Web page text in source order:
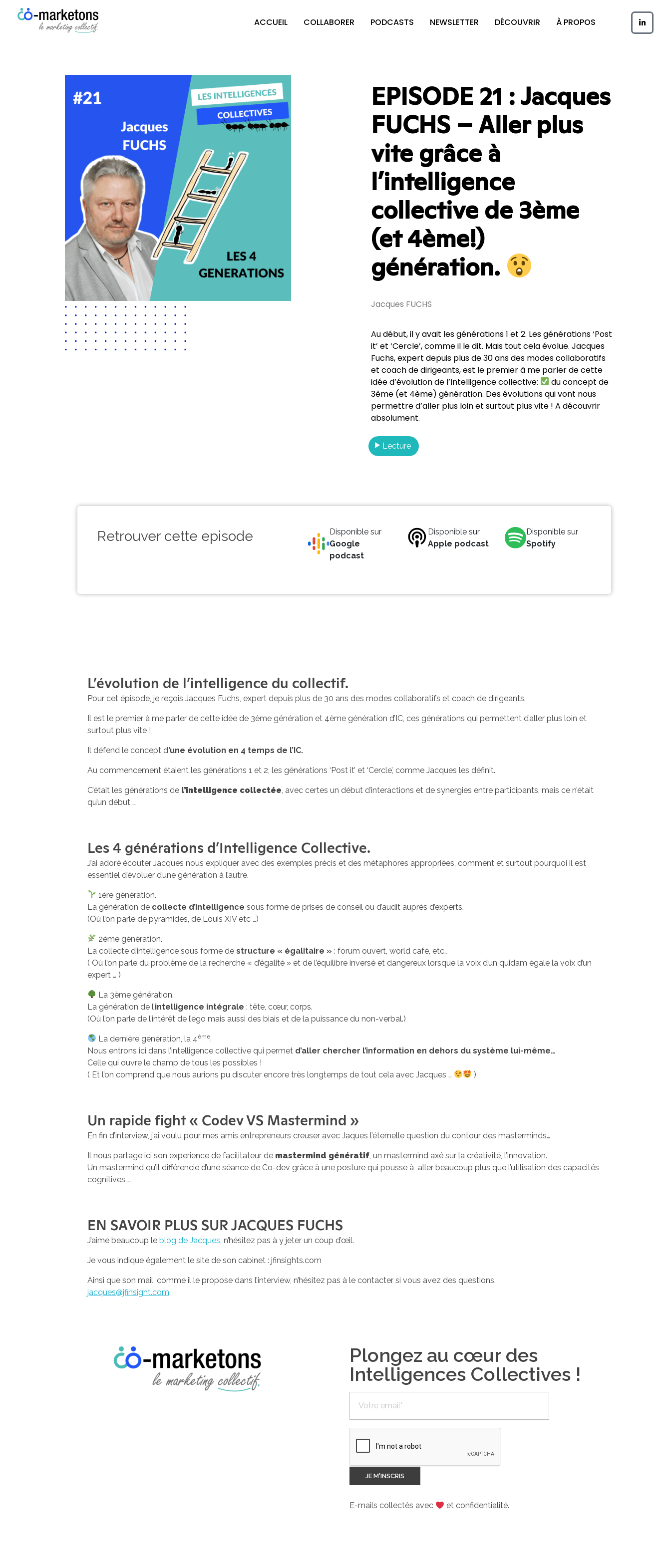
ACCUEIL COLLABORER PODCASTS NEWSLETTER DÉCOUVRIR À PROPOS
EPISODE 21 : Jacques
FUCHS – Aller plus
vite grâce à
l’intelligence
collective de 3ème
(et 4ème!)
génération.
Jacques FUCHS
Au début, il y avait les générations 1 et 2. Les générations ‘Post
it’ et ‘Cercle’, comme il le dit. Mais tout cela évolue. Jacques
Fuchs, expert depuis plus de 30 ans des modes collaboratifs
et coach de dirigeants, est le premier à me parler de cette
idée d’évolution de l’Intelligence collective:
du concept de
3ème (et 4ème) génération. Des évolutions qui vont nous
permettre d’aller plus loin et surtout plus vite ! A découvrir
absolument.
Lecture
Retrouver cette episode
Disponible sur
Google
podcast
Disponible sur
Apple podcast
Disponible sur
Spotify
L’évolution de l’intelligence du collectif.
Pour cet épisode, je reçois Jacques Fuchs, expert depuis plus de 30 ans des modes collaboratifs et coach de dirigeants.
Il est le premier à me parler de cette idée de 3ème génération et 4ème génération d’IC, ces générations qui permettent d’aller plus loin et
surtout plus vite !
Il défend le concept d’une évolution en 4 temps de l’IC.
Au commencement étaient les générations 1 et 2, les générations ‘Post it’ et ‘Cercle’, comme Jacques les définit.
C’était les générations de l’intelligence collectée , avec certes un début d’interactions et de synergies entre participants, mais ce n’était
qu’un début …
Les 4 générations d’Intelligence Collective.
J’ai adoré écouter Jacques nous expliquer avec des exemples précis et des métaphores appropriées, comment et surtout pourquoi il est
essentiel d’évoluer d’une génération à l’autre.
1ère génération.
La génération de collecte d’intelligence sous forme de prises de conseil ou d’audit auprès d’experts.
(Où l’on parle de pyramides, de Louis XIV etc …)
2ème génération.
La collecte d’intelligence sous forme de structure « égalitaire » : forum ouvert, world café, etc…
( Où l’on parle du problème de la recherche « d’égalité » et de l’équilibre inversé et dangereux lorsque la voix d’un quidam égale la voix d’un
expert … )
La 3ème génération.
La génération de l’intelligence intégrale : tête, cœur, corps.
(Où l’on parle de l’intérêt de l’égo mais aussi des biais et de la puissance du non-verbal.)
La dernière génération, la 4ème.
Nous entrons ici dans l’intelligence collective qui permet d’aller chercher l’information en dehors du système lui-même…
Celle qui ouvre le champ de tous les possibles !
( Et l’on comprend que nous aurions pu discuter encore très longtemps de tout cela avec Jacques …
)
Un rapide fight « Codev VS Mastermind »
En fin d’interview, j’ai voulu pour mes amis entrepreneurs creuser avec Jaques l’éternelle question du contour des masterminds…
Il nous partage ici son experience de facilitateur de mastermind génératif , un mastermind axé sur la créativité, l’innovation.
Un mastermind qu’il différencie d’une séance de Co-dev grâce à une posture qui pousse à aller beaucoup plus que l’utilisation des capacités
cognitives …
EN SAVOIR PLUS SUR JACQUES FUCHS
J’aime beaucoup le blog de Jacques , n’hésitez pas à y jeter un coup d’œil.
Je vous indique également le site de son cabinet : jfinsights.com
Ainsi que son mail, comme il le propose dans l’interview, n’hésitez pas à le contacter si vous avez des questions.
jacques@jfinsight.com
Plongez au cœur des
Intelligences Collectives !
E-mails collectés avec et confidentialité.